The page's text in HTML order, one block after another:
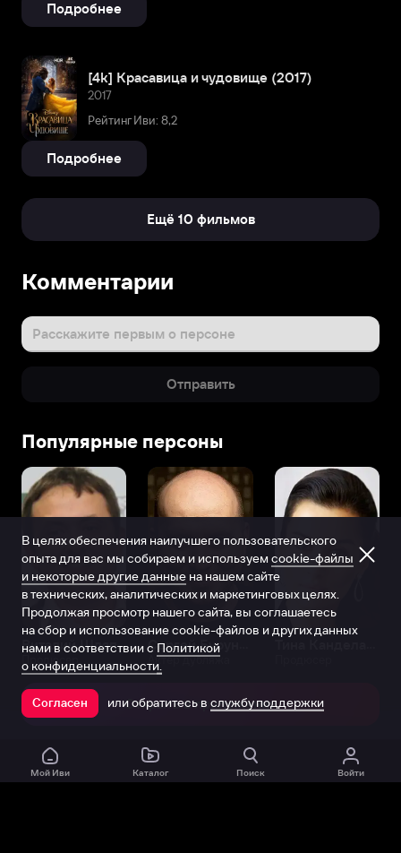
Подробнее
[4k] Красавица и чудовище (2017)
2017
Рейтинг Иви: 8,2
Подробнее
Ещё 10 фильмов
Комментарии
Расскажите первым о персоне
Отправить
Популярные персоны
Виталий Шляппо
Продюсер Актёр дубляжа
Открыть в приложении
Мой Иви Каталог Поиск Войти
В целях обеспечения наилучшего пользовательского
опыта для вас мы собираем и используем cookie-файлы
и некоторые другие данные на нашем сайте
в технических, аналитических и маркетинговых целях.
Продолжая просмотр нашего сайта, вы соглашаетесь
на сбор и использование cookie-файлов и других данных
нами в соответствии с Политикой
о конфиденциальности.
Согласен или обратитесь в службу поддержки